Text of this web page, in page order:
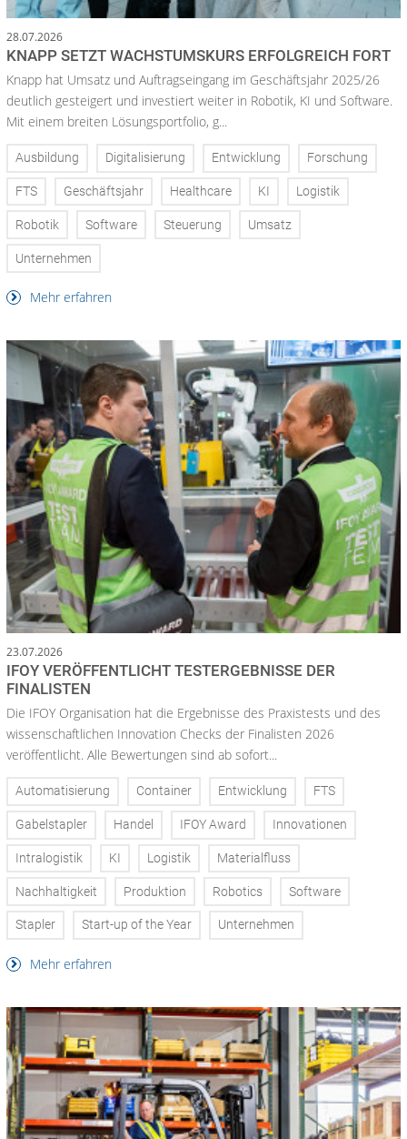
28.07.2026
KNAPP SETZT WACHSTUMSKURS ERFOLGREICH FORT
Knapp hat Umsatz und Auftragseingang im Geschäftsjahr 2025/26
deutlich gesteigert und investiert weiter in Robotik, KI und Software.
Mit einem breiten Lösungsportfolio, g...
Ausbildung Digitalisierung Entwicklung Forschung
FTS Geschäftsjahr Healthcare KI Logistik
Robotik Software Steuerung Umsatz
Unternehmen
Mehr erfahren
23.07.2026
IFOY VERÖFFENTLICHT TESTERGEBNISSE DER
FINALISTEN
Die IFOY Organisation hat die Ergebnisse des Praxistests und des
wissenschaftlichen Innovation Checks der Finalisten 2026
veröffentlicht. Alle Bewertungen sind ab sofort...
Automatisierung Container Entwicklung FTS
Gabelstapler Handel IFOY Award Innovationen
Intralogistik KI Logistik Materialfluss
Nachhaltigkeit Produktion Robotics Software
Stapler Start-up of the Year Unternehmen
Mehr erfahren